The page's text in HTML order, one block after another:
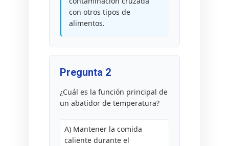
con otros tipos de
alimentos.
Pregunta 2
¿Cuál es la función principal de
un abatidor de temperatura?
A) Mantener la comida
caliente durante el